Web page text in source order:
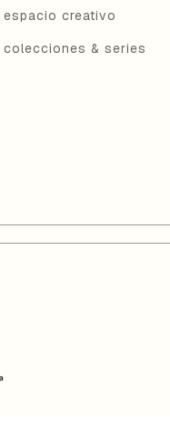
espacio creativo
colecciones & series